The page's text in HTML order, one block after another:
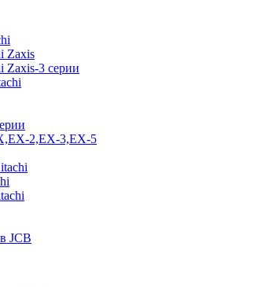
Zaxis
Zaxis-3 серии
2,EX-3,EX-5
JCB